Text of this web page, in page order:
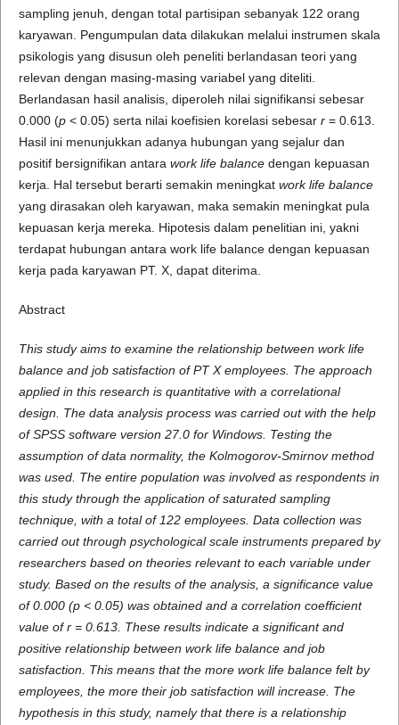
sampling jenuh, dengan total partisipan sebanyak 122 orang
karyawan. Pengumpulan data dilakukan melalui instrumen skala
psikologis yang disusun oleh peneliti berlandasan teori yang
relevan dengan masing-masing variabel yang diteliti.
Berlandasan hasil analisis, diperoleh nilai signifikansi sebesar
0.000 (p< 0.05) serta nilai koefisien korelasi sebesar r= 0.613.
Hasil ini menunjukkan adanya hubungan yang sejalur dan
positif bersignifikan antara work life balancedengan kepuasan
kerja. Hal tersebut berarti semakin meningkat work life balance
yang dirasakan oleh karyawan, maka semakin meningkat pula
kepuasan kerja mereka. Hipotesis dalam penelitian ini, yakni
terdapat hubungan antara work life balance dengan kepuasan
kerja pada karyawan PT. X, dapat diterima.
Abstract
This study aims to examine the relationship between work life
balance and job satisfaction of PT X employees. The approach
applied in this research is quantitative with a correlational
design. The data analysis process was carried out with the help
of SPSS software version 27.0 for Windows. Testing the
assumption of data normality, the Kolmogorov-Smirnov method
was used. The entire population was involved as respondents in
this study through the application of saturated sampling
technique, with a total of 122 employees. Data collection was
carried out through psychological scale instruments prepared by
researchers based on theories relevant to each variable under
study. Based on the results of the analysis, a significance value
of 0.000 (p < 0.05) was obtained and a correlation coefficient
value of r = 0.613. These results indicate a significant and
positive relationship between work life balance and job
satisfaction. This means that the more work life balance felt by
employees, the more their job satisfaction will increase. The
hypothesis in this study, namely that there is a relationship